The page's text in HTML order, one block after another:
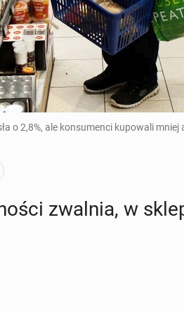
o 2,8%, ale konsumenci kupowali
zwalnia, w